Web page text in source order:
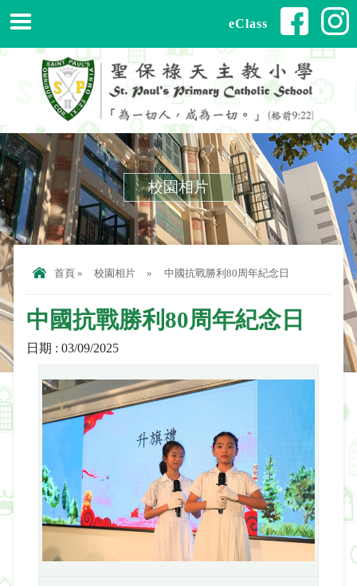
eClass
校園相片
首頁 » 校園相片 » 中國抗戰勝利80周年紀念日
中國抗戰勝利80周年紀念日
日期 : 03/09/2025